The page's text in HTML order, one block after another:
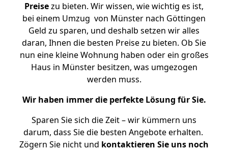
Preisezu bieten. Wir wissen, wie wichtig es ist,
bei einem Umzug von Münster nach Göttingen
Geld zu sparen, und deshalb setzen wir alles
daran, Ihnen die besten Preise zu bieten. Ob Sie
nun eine kleine Wohnung haben oder ein großes
Haus in Münster besitzen, was umgezogen
werden muss.
Wir haben immer die perfekte Lösung für Sie.
Sparen Sie sich die Zeit – wir kümmern uns
darum, dass Sie die besten Angebote erhalten.
Zögern Sie nicht und kontaktieren Sie uns noch